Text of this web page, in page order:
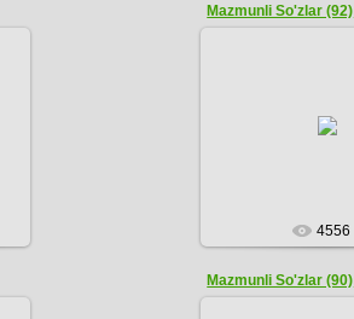
Mazmunli So'zlar (92)
4556
Mazmunli So'zlar (90)